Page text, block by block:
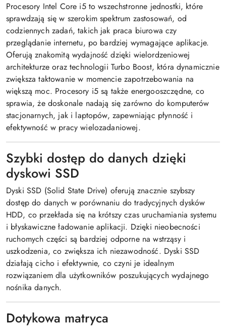
Procesory Intel Core i5 to wszechstronne jednostki, które
sprawdzają się w szerokim spektrum zastosowań, od
codziennych zadań, takich jak praca biurowa czy
przeglądanie internetu, po bardziej wymagające aplikacje.
Oferują znakomitą wydajność dzięki wielordzeniowej
architekturze oraz technologii Turbo Boost, która dynamicznie
zwiększa taktowanie w momencie zapotrzebowania na
większą moc. Procesory i5 są także energooszczędne, co
sprawia, że doskonale nadają się zarówno do komputerów
stacjonarnych, jak i laptopów, zapewniając płynność i
efektywność w pracy wielozadaniowej.
Szybki dostęp do danych dzięki
dyskowi SSD
Dyski SSD (Solid State Drive) oferują znacznie szybszy
dostęp do danych w porównaniu do tradycyjnych dysków
HDD, co przekłada się na krótszy czas uruchamiania systemu
i błyskawiczne ładowanie aplikacji. Dzięki nieobecności
ruchomych części są bardziej odporne na wstrząsy i
uszkodzenia, co zwiększa ich niezawodność. Dyski SSD
działają cicho i efektywnie, co czyni je idealnym
rozwiązaniem dla użytkowników poszukujących wydajnego
nośnika danych.
Dotykowa matryca